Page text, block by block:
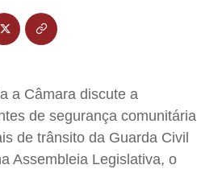
a Câmara discute a
de segurança comunitária
de trânsito da Guarda Civil
Assembleia Legislativa, o